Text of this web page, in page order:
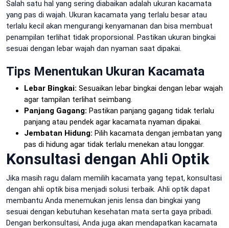
Salah satu hal yang sering diabaikan adalah ukuran kacamata
yang pas di wajah. Ukuran kacamata yang terlalu besar atau
terlalu kecil akan mengurangi kenyamanan dan bisa membuat
penampilan terlihat tidak proporsional. Pastikan ukuran bingkai
sesuai dengan lebar wajah dan nyaman saat dipakai.
Tips Menentukan Ukuran Kacamata
Lebar Bingkai: Sesuaikan lebar bingkai dengan lebar wajah
agar tampilan terlihat seimbang.
Panjang Gagang: Pastikan panjang gagang tidak terlalu
panjang atau pendek agar kacamata nyaman dipakai.
Jembatan Hidung: Pilih kacamata dengan jembatan yang
pas di hidung agar tidak terlalu menekan atau longgar.
Konsultasi dengan Ahli Optik
Jika masih ragu dalam memilih kacamata yang tepat, konsultasi
dengan ahli optik bisa menjadi solusi terbaik. Ahli optik dapat
membantu Anda menemukan jenis lensa dan bingkai yang
sesuai dengan kebutuhan kesehatan mata serta gaya pribadi.
Dengan berkonsultasi, Anda juga akan mendapatkan kacamata